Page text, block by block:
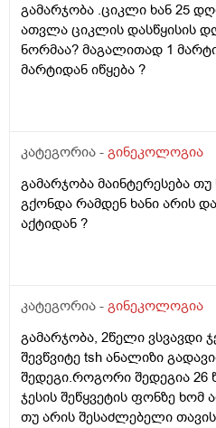
გამარჯობა .ციკლი ხან 25
ათვლა ციკლის დასწყისის
ნორმაა? მაგალითად 1
მარტიდან იწყება ?
კატეგორია - გინეკოლოგია
გამარჯობა მაინტერესება
გქონდა რამდენ ხანი არის
აქტიდან ?
კატეგორია - გინეკოლოგია
გამარჯობა, 2წელი ვსვავდი
შევწვიტე tsh ანალიზი
შედეგი.როგორი შედეგია
ჯესის შეწყვეტის ფონზე
თუ არის შესაძლებელი